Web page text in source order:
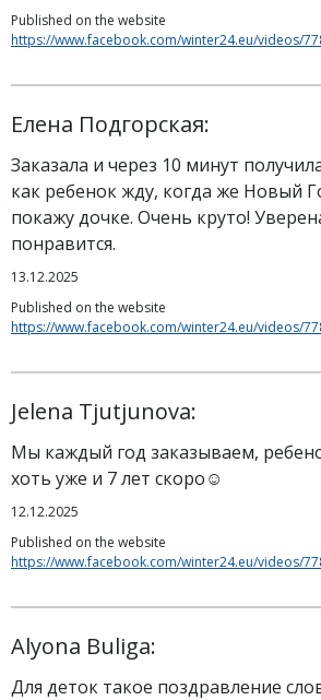
Published on the website
https://www.facebook.com/winter24.eu/videos/
Елена Подгорская:
Заказала и через 10 минут
как ребенок жду, когда же Новый
покажу дочке. Очень круто!
понравится.
13.12.2025
Published on the website
https://www.facebook.com/winter24.eu/videos/
Jelena Tjutjunova:
Мы каждый год заказываем,
хоть уже и 7 лет скоро☺️
12.12.2025
Published on the website
https://www.facebook.com/winter24.eu/videos/
Alyona Buliga:
Для деток такое поздравление